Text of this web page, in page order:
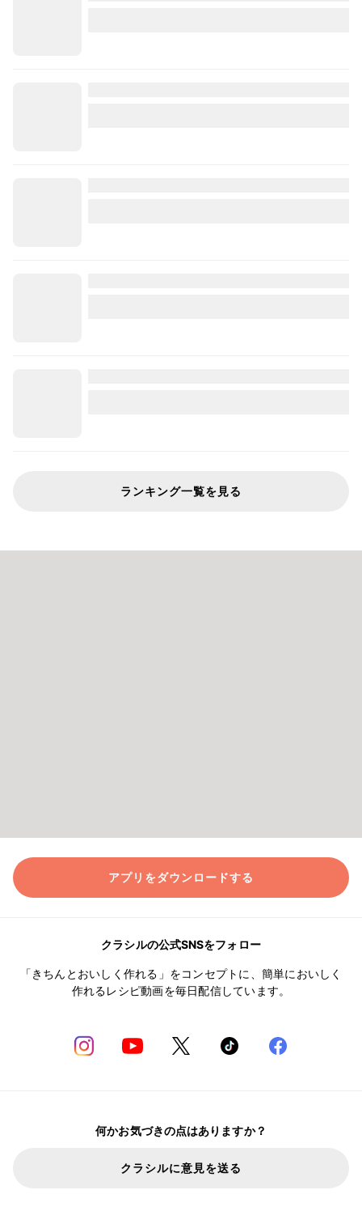
ランキング一覧を見る
アプリをダウンロードする
クラシルの公式SNSをフォロー
「きちんとおいしく作れる」をコンセプトに、簡単においしく
作れるレシピ動画を毎日配信しています。
何かお気づきの点はありますか？
クラシルに意見を送る